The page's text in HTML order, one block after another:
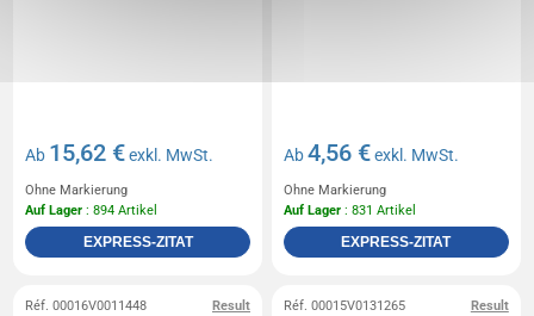
Ab 15,62 €exkl. MwSt.
Ohne Markierung
Auf Lager : 894 Artikel
EXPRESS-ZITAT
Ab4,56 €exkl. MwSt.
Ohne Markierung
Auf Lager : 831 Artikel
EXPRESS-ZITAT
Result
Réf. 00016V0011448 Result
Réf. 00015V0131265